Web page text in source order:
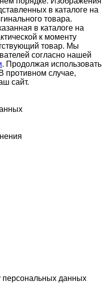
в каталоге на
товара.
в каталоге на
к моменту
товар. Мы
согласно нашей
. Продолжая использовать
противном случае,
сайт.
персональных данных